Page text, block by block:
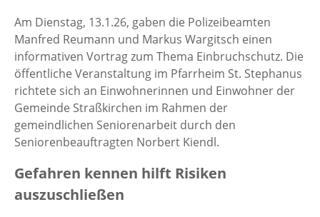
Am Dienstag, 13.1.26, gaben die Polizeibeamten
Manfred Reumann und Markus Wargitsch einen
informativen Vortrag zum Thema Einbruchschutz. Die
öffentliche Veranstaltung im Pfarrheim St. Stephanus
richtete sich an Einwohnerinnen und Einwohner der
Gemeinde Straßkirchen im Rahmen der
gemeindlichen Seniorenarbeit durch den
Seniorenbeauftragten Norbert Kiendl.
Gefahren kennen hilft Risiken
auszuschließen